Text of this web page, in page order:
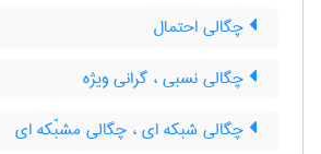
چگالی احتمال
چگالی نسبی ، گرانی ویژه
چگالی شبکه ای ، چگالی مشبّکه ای